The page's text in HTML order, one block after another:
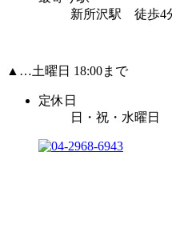
新所沢駅 徒歩4
▲…土曜日 18:00まで
定休日
日・祝・水曜日